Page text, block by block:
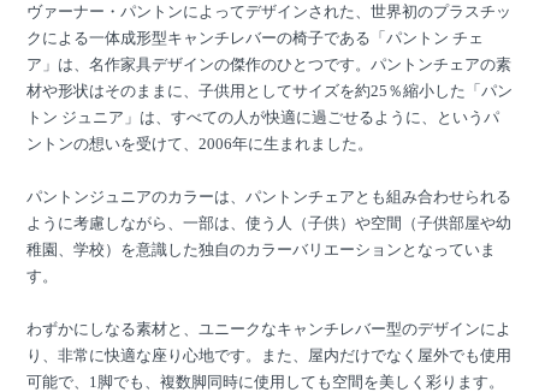
ヴァーナー・パントンによってデザインされた、世界初のプラスチッ
クによる一体成形型キャンチレバーの椅子である「パントン チェ
ア」は、名作家具デザインの傑作のひとつです。パントンチェアの素
材や形状はそのままに、子供用としてサイズを約25％縮小した「パン
トン ジュニア」は、すべての人が快適に過ごせるように、というパ
ントンの想いを受けて、2006年に生まれました。
パントンジュニアのカラーは、パントンチェアとも組み合わせられる
ように考慮しながら、一部は、使う人（子供）や空間（子供部屋や幼
稚園、学校）を意識した独自のカラーバリエーションとなっていま
す。
わずかにしなる素材と、ユニークなキャンチレバー型のデザインによ
り、非常に快適な座り心地です。また、屋内だけでなく屋外でも使用
可能で、1脚でも、複数脚同時に使用しても空間を美しく彩ります。